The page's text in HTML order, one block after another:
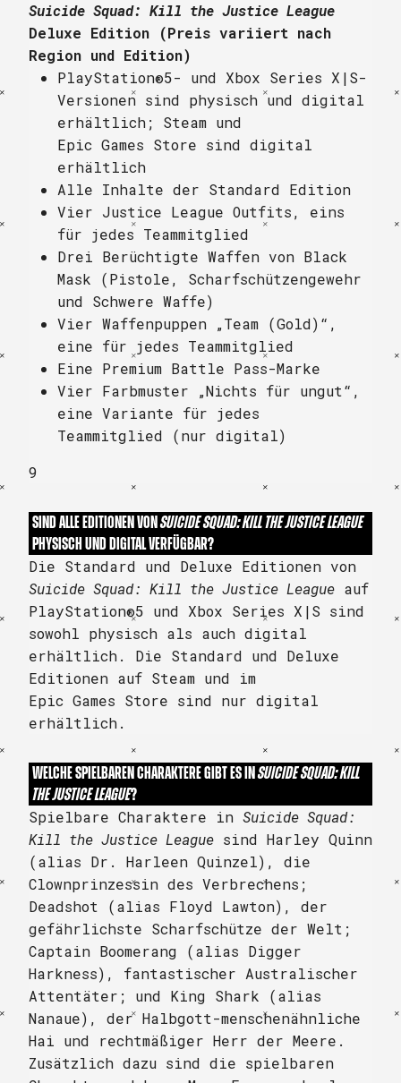
Suicide Squad: Kill the Justice League
Deluxe Edition (Preis variiert nach
Region und Edition)
PlayStation®5- und Xbox Series X|S-
Versionen sind physisch und digital
erhältlich; Steam und
Epic Games Store sind digital
erhältlich
Alle Inhalte der Standard Edition
Vier Justice League Outfits, eins
für jedes Teammitglied
Drei Berüchtigte Waffen von Black
Mask (Pistole, Scharfschützengewehr
und Schwere Waffe)
Vier Waffenpuppen „Team (Gold)“,
eine für jedes Teammitglied
Eine Premium Battle Pass-Marke
Vier Farbmuster „Nichts für ungut“,
eine Variante für jedes
Teammitglied (nur digital)
9
SIND ALLE EDITIONEN VONSUICIDE SQUAD: KILL THE JUSTICE LEAGUE
PHYSISCH UND DIGITAL VERFÜGBAR?
Die Standard und Deluxe Editionen von
Suicide Squad: Kill the Justice League auf
PlayStation®5 und Xbox Series X|S sind
sowohl physisch als auch digital
erhältlich. Die Standard und Deluxe
Editionen auf Steam und im
Epic Games Store sind nur digital
erhältlich.
WELCHE SPIELBAREN CHARAKTERE GIBT ES INSUICIDE SQUAD: KILL
THE JUSTICE LEAGUE?
Spielbare Charaktere in Suicide Squad:
Kill the Justice League sind Harley Quinn
(alias Dr. Harleen Quinzel), die
Clownprinzessin des Verbrechens;
Deadshot (alias Floyd Lawton), der
gefährlichste Scharfschütze der Welt;
Captain Boomerang (alias Digger
Harkness), fantastischer Australischer
Attentäter; und King Shark (alias
Nanaue), der Halbgott-menschenähnliche
Hai und rechtmäßiger Herr der Meere.
Zusätzlich dazu sind die spielbaren